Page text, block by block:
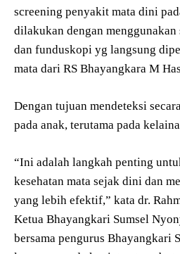
screening penyakit mata dini
dilakukan dengan
dan funduskopi yg langsung
mata dari RS Bhayangkara M
Dengan tujuan mendeteksi
pada anak, terutama pada
“Ini adalah langkah penting
kesehatan mata sejak dini dan
yang lebih efektif,” kata dr.
Ketua Bhayangkari Sumsel
bersama pengurus Bhayangkari